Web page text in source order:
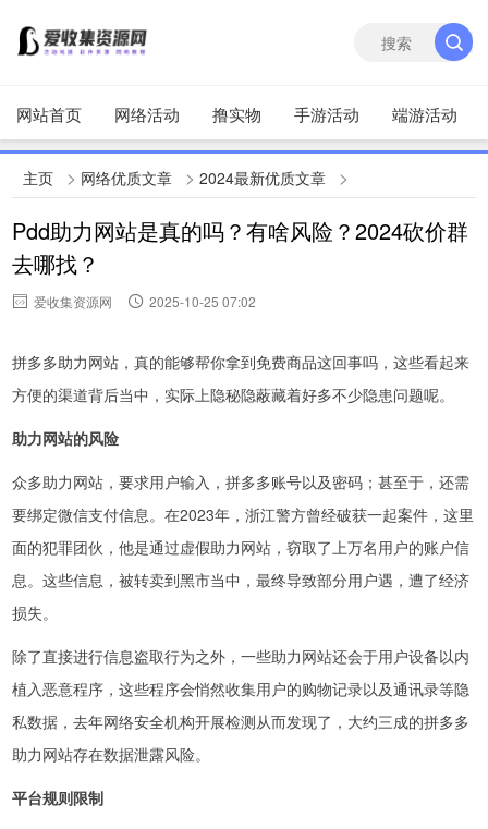
网站首页 网络活动 撸实物 手游活动 端游活动
主页 > 网络优质文章 >2024最新优质文章 >
Pdd助力网站是真的吗？有啥风险？2024砍价群
去哪找？
爱收集资源网 2025-10-25 07:02
拼多多助力网站，真的能够帮你拿到免费商品这回事吗，这些看起来
方便的渠道背后当中，实际上隐秘隐蔽藏着好多不少隐患问题呢。
助力网站的风险
众多助力网站，要求用户输入，拼多多账号以及密码；甚至于，还需
要绑定微信支付信息。在2023年，浙江警方曾经破获一起案件，这里
面的犯罪团伙，他是通过虚假助力网站，窃取了上万名用户的账户信
息。这些信息，被转卖到黑市当中，最终导致部分用户遇，遭了经济
损失。
除了直接进行信息盗取行为之外，一些助力网站还会于用户设备以内
植入恶意程序，这些程序会悄然收集用户的购物记录以及通讯录等隐
私数据，去年网络安全机构开展检测从而发现了，大约三成的拼多多
助力网站存在数据泄露风险。
平台规则限制